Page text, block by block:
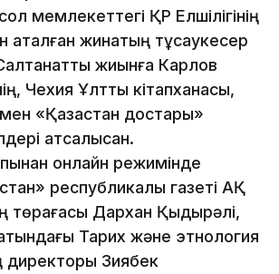
мемлекеттегі ҚР Елшілігінің
жинақтың тұсаукесер
Салтанатты жиынға Карлов
Чехия Ұлттық кітапханасы,
«Қазақстан достары»
атсалысқан.
онлайн режимінде
республикалық газеті АҚ
төрағасы Дархан Қыдырәлі,
Тарих және этнология
директоры Зиябек